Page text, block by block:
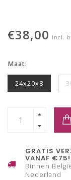
€38,00 Incl.
Maat:
24x20x8
GRATIS
VANAF €75!
Binnen
Nederland